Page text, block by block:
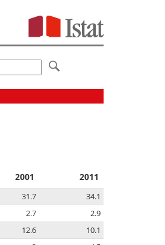
2001 2011
31.7
34.1
2.7
2.9
12.6
10.1